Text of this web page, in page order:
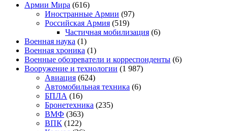
Армии Мира (616)
Иностранные Армии (97)
Российская Армия (519)
Частичная мобилизация (6)
Военная наука (1)
Военная хроника (1)
Военные обозреватели и корреспонденты (6)
Вооружение и технологии (1 987)
Авиация (624)
Автомобильная техника (6)
БПЛА (16)
Бронетехника (235)
ВМФ (363)
ВПК (122)